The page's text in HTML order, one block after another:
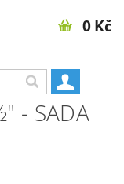
0 Kč
- SADA